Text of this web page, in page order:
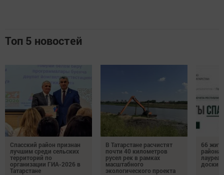
Топ 5 новостей
Спасский район признан
лучшим среди сельских
территорий по
организации ГИА-2026 в
Татарстане
В Татарстане расчистят
почти 40 километров
русел рек в рамках
масштабного
экологического проекта
66
района
доски